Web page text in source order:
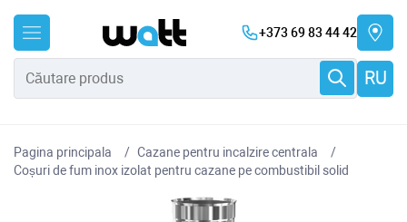
+373 69 83 44 42
RU
Pagina principala
Cazane pentru incalzire centrala
Coșuri de fum inox izolat pentru cazane pe combustibil solid